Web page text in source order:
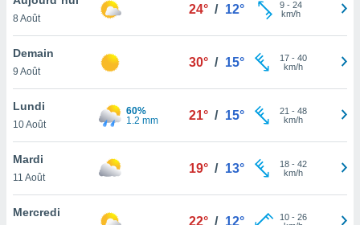
et
»,
au
vous
qu'ils
ou
le
8 Août
24° / 12° 9- 24
km/h
Demain
9 Août
30° / 15° 17- 40
km/h
Lundi
10 Août
60%
1.2 mm
21° / 15° 21 - 48
km/h
Mardi
11 Août
19° / 13° 18- 42
km/h
Mercredi
22° / 12° 10- 26